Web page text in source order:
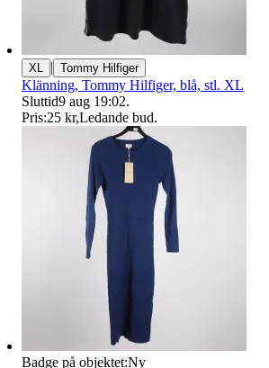
XL | Tommy Hilfiger
Klänning, Tommy Hilfiger, blå, stl. XL
Sluttid9 aug 19:02.
Pris:25 kr,Ledande bud.
Badge på objektet:Ny